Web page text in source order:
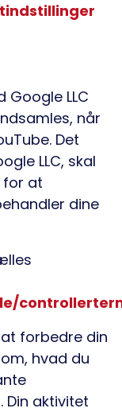
LLC
når
Det
LLC, skal
at
dine
forbedre din
hvad du
aktivitet